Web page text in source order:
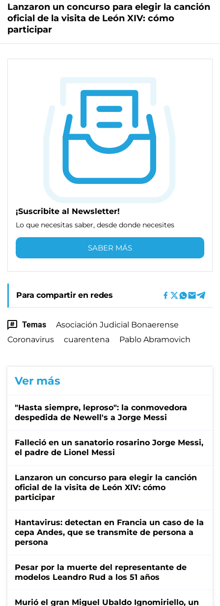
Lanzaron un concurso para elegir la canción
oficial de la visita de León XIV: cómo
participar
¡Suscribite al Newsletter!
Lo que necesitas saber, desde donde necesites
SABER MÁS
Para compartir en redes
Temas
Asociación Judicial Bonaerense
Coronavirus
cuarentena Pablo Abramovich
Ver más
"Hasta siempre, leproso": la conmovedora
despedida de Newell's a Jorge Messi
Falleció en un sanatorio rosarino Jorge Messi,
el padre de Lionel Messi
Lanzaron un concurso para elegir la canción
oficial de la visita de León XIV: cómo
participar
Hantavirus: detectan en Francia un caso de la
cepa Andes, que se transmite de persona a
persona
Pesar por la muerte del representante de
modelos Leandro Rud a los 51 años
Murió el gran Miguel Ubaldo Ignomiriello, un